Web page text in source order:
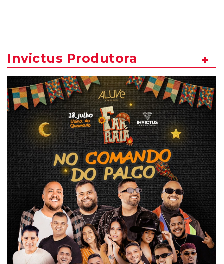
Invictus Produtora